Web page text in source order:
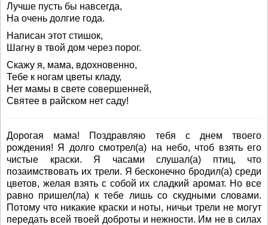
Лучше пусть бы навсегда,
На очень долгие года.
Написан этот стишок,
Шагну в твой дом через порог.
Скажу я, мама, вдохновенно,
Тебе к ногам цветы кладу,
Нет мамы в свете совершенней,
Святее в райском нет саду!
Дорогая мама! Поздравляю тебя с днем твоего
рождения! Я долго смотрел(а) на небо, чтоб взять его
чистые краски. Я часами слушал(а) птиц, что
позаимствовать их трели. Я бесконечно бродил(а) среди
цветов, желая взять с собой их сладкий аромат. Но все
равно пришел(ла) к тебе лишь со скудными словами.
Потому что никакие краски и ноты, ничьи трели не могут
передать всей твоей доброты и нежности. Им не в силах